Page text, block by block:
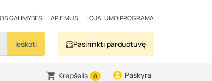
GALIMYBĖS APIE MUS LOJALUMO PROGRAMA
Ieškoti Pasirinkti parduotuvę
Krepšelis 0 Paskyra